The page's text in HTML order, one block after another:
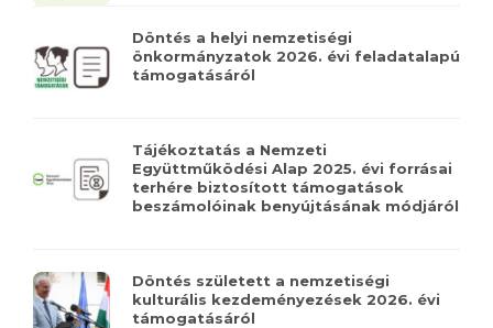
Döntés a helyi nemzetiségi
önkormányzatok 2026. évi feladatalapú
támogatásáról
Tájékoztatás a Nemzeti
Együttműködési Alap 2025. évi forrásai
terhére biztosított támogatások
beszámolóinak benyújtásának módjáról
Döntés született a nemzetiségi
kulturális kezdeményezések 2026. évi
támogatásáról